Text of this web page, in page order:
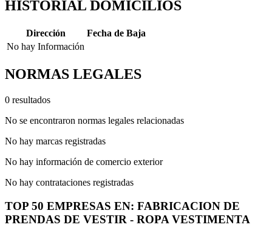
HISTORIAL DOMICILIOS
Dirección
Fecha de Baja
No hay Información
NORMAS LEGALES
0 resultados
No se encontraron normas legales relacionadas
No hay marcas registradas
No hay información de comercio exterior
No hay contrataciones registradas
TOP 50 EMPRESAS EN: FABRICACION DE
PRENDAS DE VESTIR - ROPA VESTIMENTA